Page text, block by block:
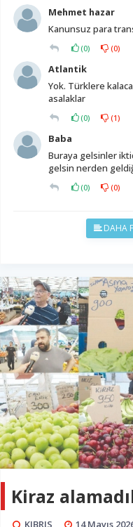
Mehmet hazar
Kanunsuz para
(0) (0)
Atlantik
Yok. Türklere
asalaklar
(0) (1)
Baba
Buraya gelsinler
gelsin nerden
(0) (0)
DAHA
Kiraz
KIBRIS 14 Mayıs